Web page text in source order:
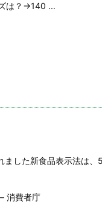
は？→140 ...
ました新食品表示法は
消費者庁